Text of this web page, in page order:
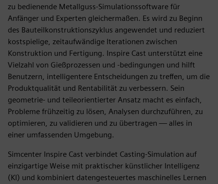
zu bedienende Metallguss-Simulationssoftware für
Anfänger und Experten gleichermaßen. Es wird zu Beginn
des Bauteilkonstruktionszyklus angewendet und reduziert
kostspielige, zeitaufwändige Iterationen zwischen
Konstruktion und Fertigung. Inspire Cast unterstützt eine
Vielzahl von Gießprozessen und -bedingungen und hilft
Benutzern, intelligentere Entscheidungen zu treffen, um die
Produktqualität und Rentabilität zu verbessern. Sein
geometrie- und teileorientierter Ansatz macht es einfach,
Probleme frühzeitig zu lösen, Analysen durchzuführen, zu
optimieren, zu validieren und zu übertragen — alles in
einer umfassenden Umgebung.
Simcenter Inspire Cast verbindet Casting-Simulation auf
einzigartige Weise mit praktischer künstlicher Intelligenz
(KI) und kombiniert datengesteuertes maschinelles Lernen